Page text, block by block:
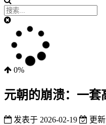
0%
元朝的崩溃：一套
发表于 2026-02-19 更